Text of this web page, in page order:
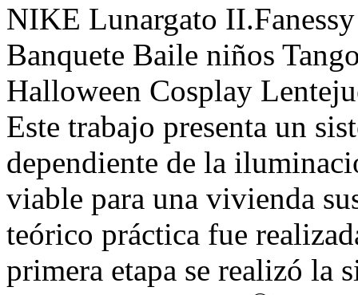
NIKE Lunargato
Banquete Baile niños
Halloween Cosplay
Este trabajo presenta un
dependiente de la
viable para una vivienda
teórico práctica fue
primera etapa se realizó la